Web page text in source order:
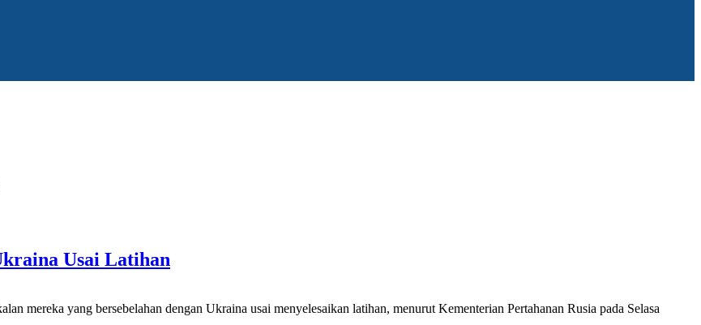
Usai Latihan
mereka yang bersebelahan dengan Ukraina usai menyelesaikan latihan, menurut Kementerian Pertahanan Rusia pada Selasa